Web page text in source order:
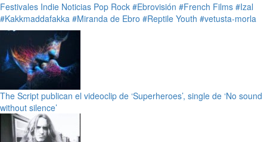
Festivales Indie Noticias Pop Rock #Ebrovisión #French Films #Izal
#Kakkmaddafakka #Miranda de Ebro #Reptile Youth #vetusta-morla
The Script publican el videoclip de ‘Superheroes’, single de ‘No sound
without silence’